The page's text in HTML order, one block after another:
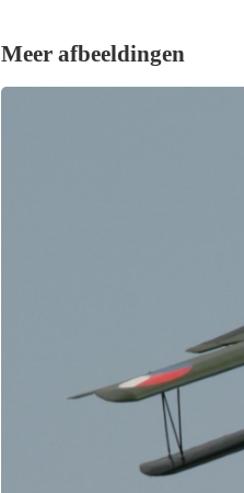
Meer afbeeldingen